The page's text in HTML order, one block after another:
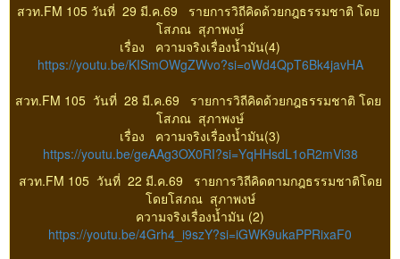
สวท.FM 105 วันที่ 29 มี.ค.69 รายการวิถีคิดด้วยกฎธรรมชาติ โดย
โสภณ สุภาพงษ์
เรื่อง ความจริงเรื่องน้ำมัน(4)
https://youtu.be/KISmOWgZWvo?si=oWd4QpT6Bk4javHA
สวท.FM 105 วันที่ 28 มี.ค.69 รายการวิถีคิดด้วยกฎธรรมชาติ โดย
โสภณ สุภาพงษ์
เรื่อง ความจริงเรื่องน้ำมัน(3)
https://youtu.be/geAAg3OX0RI?si=YqHHsdL1oR2mVi38
สวท.FM 105 วันที่ 22 มี.ค.69 รายการวิถีคิดตามกฎธรรมชาติโดย
โดยโสภณ สุภาพงษ์
ความจริงเรื่องน้ำมัน (2)
https://youtu.be/4Grh4_i9szY?si=iGWK9ukaPPRixaF0